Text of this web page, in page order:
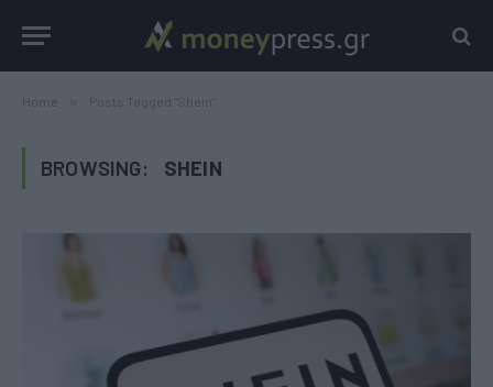
Home Posts Tagged "Shein"
BROWSING: SHEIN